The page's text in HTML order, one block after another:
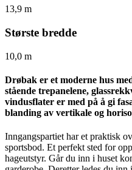
13,9 m
Største bredde
10,0 m
Drøbak er et moderne hus
stående trepanelene,
vindusflater er med på å gi
blanding av vertikale og
Inngangspartiet har et praktisk
sportsbod. Et perfekt sted for
hageutstyr. Går du inn i huset